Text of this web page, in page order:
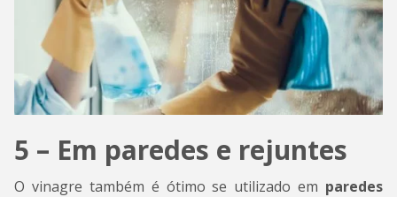
5 – Em paredes e rejuntes
O vinagre também é ótimo se utilizado em paredes